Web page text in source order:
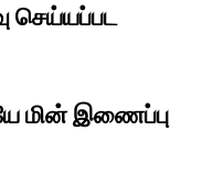
செய்யப்பட
மின் இணைப்பு